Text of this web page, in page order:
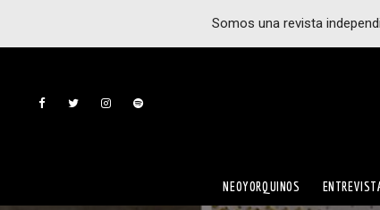
Somos una revista
NEOYORQUINOS